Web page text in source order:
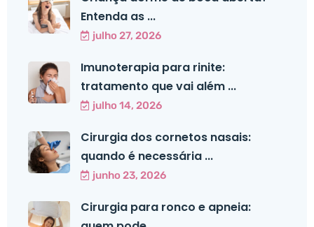
Entenda as ...
julho 27, 2026
Imunoterapia para rinite:
tratamento que vai além ...
julho 14, 2026
Cirurgia dos cornetos nasais:
quando é necessária ...
junho 23, 2026
Cirurgia para ronco e apneia: